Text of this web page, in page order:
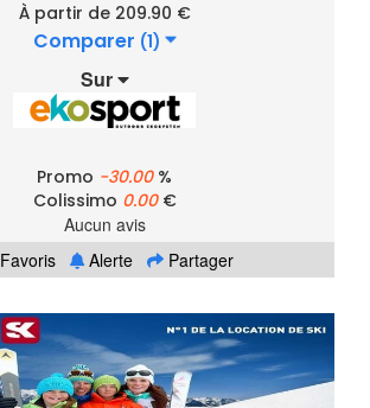
À partir de 209.90 €
Comparer (1)
Sur
Promo -30.00%
Colissimo 0.00€
Aucun avis
Favoris
Alerte Partager